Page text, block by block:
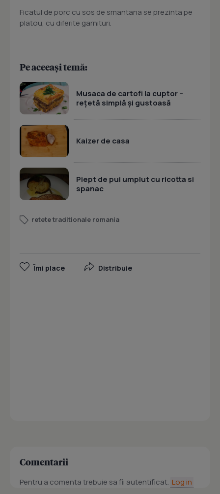
Ficatul de porc cu sos de smantana se prezinta pe
platou, cu diferite garnituri.
Pe aceeași temă:
Musaca de cartofi la cuptor –
rețetă simplă și gustoasă
Kaizer de casa
Piept de pui umplut cu ricotta si
spanac
retete traditionale romania
Îmi place Distribuie
Comentarii
Pentru a comenta trebuie sa fii autentificat. Log in